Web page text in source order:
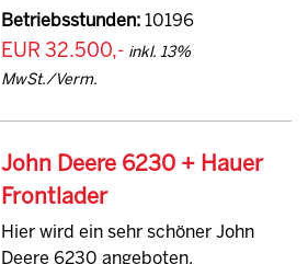
Betriebsstunden:10196
EUR 32.500,- inkl. 13%
MwSt./Verm.
John Deere 6230 + Hauer
Frontlader
Hier wird ein sehr schöner John
Deere 6230 angeboten.